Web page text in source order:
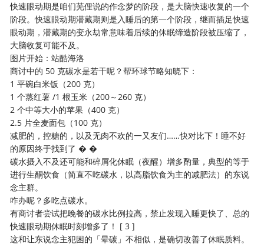
快速眼动期是咱们芜俚说的作念梦的阶段，是大脑快速收复的一个
阶段。快速眼动期潜藏期则是入睡后的第一个阶段，继而插足快速
眼动期，潜藏期的变永劫常意味着后续的休眠缔造阶段被压缩了，
大脑收复可能不及。
图片开始：站酷海洛
商讨中的 50 克碳水是若干呢？帮环球节略知晓下：
1 平碗白米饭（200 克）
1 个蒸红薯 /1 根玉米（200～260 克）
2 个中等大小的苹果（400 克）
2.5 片全麦面包（100 克）
减肥的，控糖的，以及无肉不欢的一又友们……快对比下！睡不好
的原因终于找到了 � �
碳水摄入不及还可能和碎屑化休眠（夜醒）增多酌量，典型的等于
进行生酮饮食（简直不吃碳水，以高脂饮食为主的减肥法）的东说
念主群。
咋办呢？多吃点碳水。
有商讨者尝试把晚餐的碳水比例拉高，禁止发现入睡更快了、总的
快速眼动期休眠时刻增多了！ [ 3 ]
这和让东说念主犯困的「晕碳」不相似，是确切改善了休眠质料。